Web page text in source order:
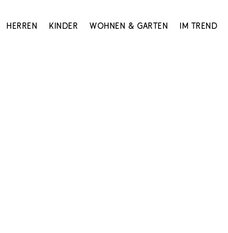
Herren Kinder Wohnen & Garten Im Trend